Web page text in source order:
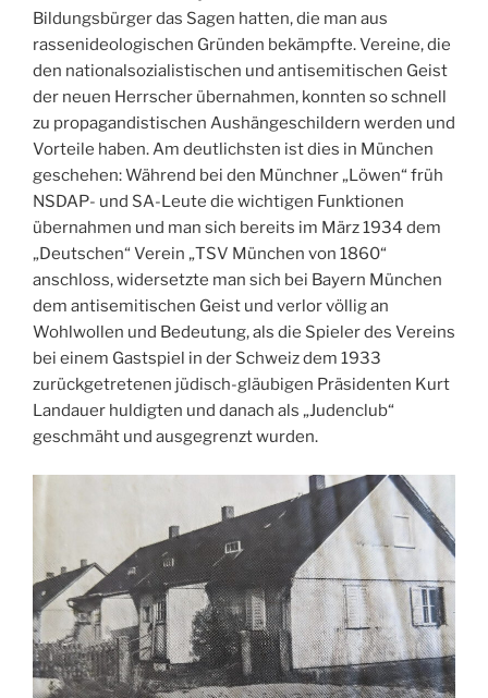
Bildungsbürger das Sagen hatten, die man aus
rassenideologischen Gründen bekämpfte. Vereine, die
den nationalsozialistischen und antisemitischen Geist
der neuen Herrscher übernahmen, konnten so schnell
zu propagandistischen Aushängeschildern werden und
Vorteile haben. Am deutlichsten ist dies in München
geschehen: Während bei den Münchner „Löwen“ früh
NSDAP- und SA-Leute die wichtigen Funktionen
übernahmen und man sich bereits im März 1934 dem
„Deutschen“ Verein „TSV München von 1860“
anschloss, widersetzte man sich bei Bayern München
dem antisemitischen Geist und verlor völlig an
Wohlwollen und Bedeutung, als die Spieler des Vereins
bei einem Gastspiel in der Schweiz dem 1933
zurückgetretenen jüdisch-gläubigen Präsidenten Kurt
Landauer huldigten und danach als „Judenclub“
geschmäht und ausgegrenzt wurden.